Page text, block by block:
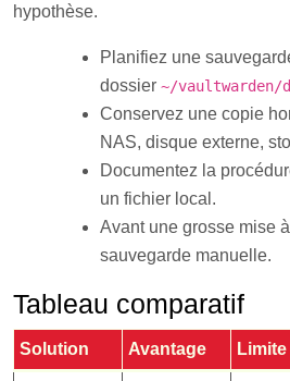
hypothèse.
Planifiez une
dossier ~/vaultwarden/
Conservez une copie
NAS, disque externe,
Documentez la
un fichier local.
Avant une grosse mise
sauvegarde manuelle.
Tableau comparatif
Solution Avantage Limite